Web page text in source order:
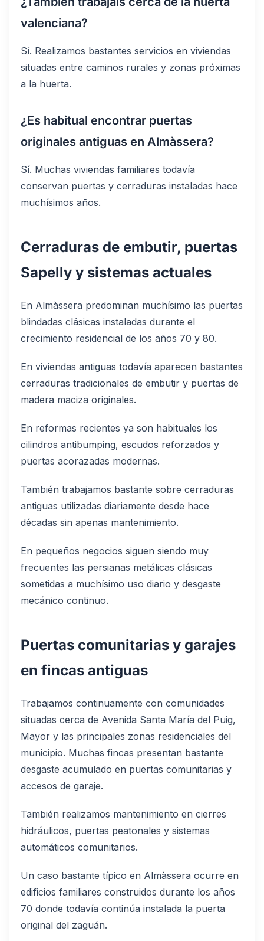
valenciana?
Sí. Realizamos bastantes servicios en viviendas
situadas entre caminos rurales y zonas próximas
a la huerta.
¿Es habitual encontrar puertas
originales antiguas en Almàssera?
Sí. Muchas viviendas familiares todavía
conservan puertas y cerraduras instaladas hace
muchísimos años.
Cerraduras de embutir, puertas
Sapelly y sistemas actuales
En Almàssera predominan muchísimo las puertas
blindadas clásicas instaladas durante el
crecimiento residencial de los años 70 y 80.
En viviendas antiguas todavía aparecen bastantes
cerraduras tradicionales de embutir y puertas de
madera maciza originales.
En reformas recientes ya son habituales los
cilindros antibumping, escudos reforzados y
puertas acorazadas modernas.
También trabajamos bastante sobre cerraduras
antiguas utilizadas diariamente desde hace
décadas sin apenas mantenimiento.
En pequeños negocios siguen siendo muy
frecuentes las persianas metálicas clásicas
sometidas a muchísimo uso diario y desgaste
mecánico continuo.
Puertas comunitarias y garajes
en fincas antiguas
Trabajamos continuamente con comunidades
situadas cerca de Avenida Santa María del Puig,
Mayor y las principales zonas residenciales del
municipio. Muchas fincas presentan bastante
desgaste acumulado en puertas comunitarias y
accesos de garaje.
También realizamos mantenimiento en cierres
hidráulicos, puertas peatonales y sistemas
automáticos comunitarios.
Un caso bastante típico en Almàssera ocurre en
edificios familiares construidos durante los años
70 donde todavía continúa instalada la puerta
original del zaguán.